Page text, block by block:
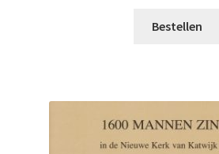
Bestellen